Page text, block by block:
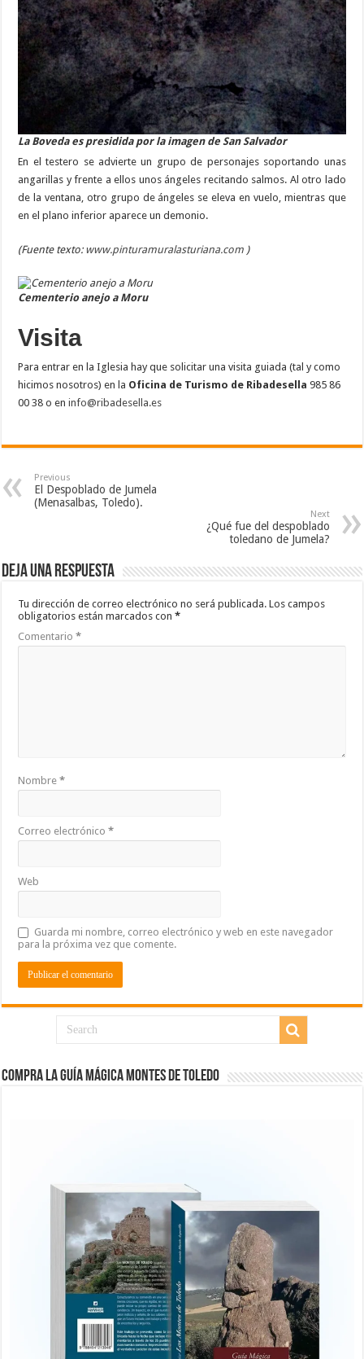
La Boveda es presidida por la imagen de San Salvador
En el testero se advierte un grupo de personajes soportando unas
angarillas y frente a ellos unos ángeles recitando salmos. Al otro lado
de la ventana, otro grupo de ángeles se eleva en vuelo, mientras que
en el plano inferior aparece un demonio.
(Fuente texto: www.pinturamuralasturiana.com )
Cementerio anejo a Moru
Visita
Para entrar en la Iglesia hay que solicitar una visita guiada (tal y como
hicimos nosotros) en la Oficina de Turismo de Ribadesella 985 86
00 38 o eninfo@ribadesella.es
Previous
El Despoblado de Jumela
(Menasalbas, Toledo).
Next
¿Qué fue del despoblado
toledano de Jumela?
Deja una respuesta
Tu dirección de correo electrónico no será publicada. Los campos
obligatorios están marcados con*
Comentario*
Nombre*
Correo electrónico*
Web
Guarda mi nombre, correo electrónico y web en este navegador
para la próxima vez que comente.
COMPRA LA GUÍA MÁGICA MONTES DE TOLEDO